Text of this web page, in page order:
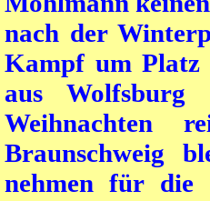
nach der
Kampf um Platz
aus Wolfsburg
Weihnachten
Braunschweig
nehmen für die